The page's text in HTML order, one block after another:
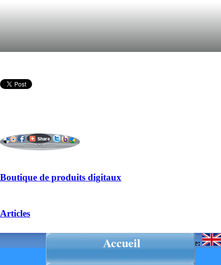
Boutique de produits digitaux
Articles
Langue:
Accueil